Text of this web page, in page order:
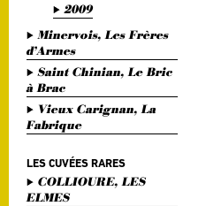
2009
Minervois, Les Frères
d’Armes
Saint Chinian, Le Bric
à Brac
Vieux Carignan, La
Fabrique
LES CUVÉES RARES
COLLIOURE, LES
ELMES